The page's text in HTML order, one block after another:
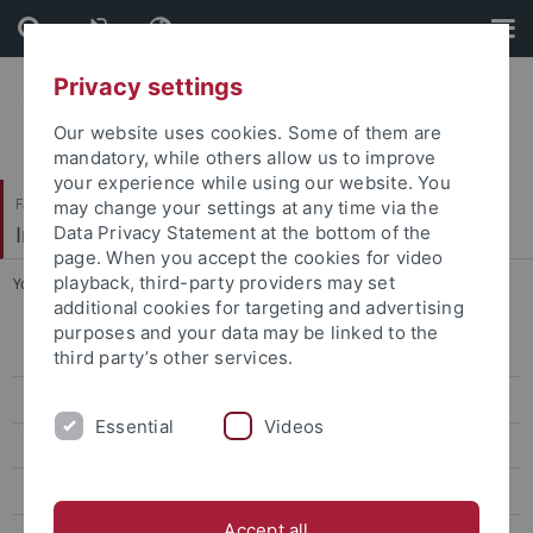
Skip
to
content
Skip
to
footer
Faculty of Humanities
Institute of Modern History
You are here: Home ... Weininger, Anna
apl. Prof. Dr. Menning
Julietta Schulze (née Fricke)
Privacy settings
Our website uses cookies. Some of them are
mandatory, while others allow us to improve
your experience while using our website. You
may change your settings at any time via the
Data Privacy Statement at the bottom of the
page. When you accept the cookies for video
playback, third-party providers may set
additional cookies for targeting and advertising
purposes and your data may be linked to the
third party’s other services.
Essential Videos